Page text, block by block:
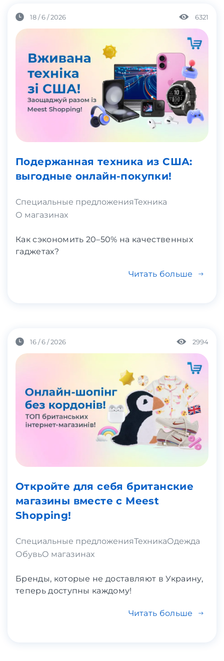
18 / 6 / 2026 6321
Подержанная техника из США:
выгодные онлайн-покупки!
Специальные предложенияТехника
О магазинах
Как сэкономить 20–50% на качественных
гаджетах?
Читать больше
16 / 6 / 2026 2994
Откройте для себя британские
магазины вместе с Meest
Shopping!
Специальные предложенияТехникаОдежда
ОбувьО магазинах
Бренды, которые не доставляют в Украину,
теперь доступны каждому!
Читать больше